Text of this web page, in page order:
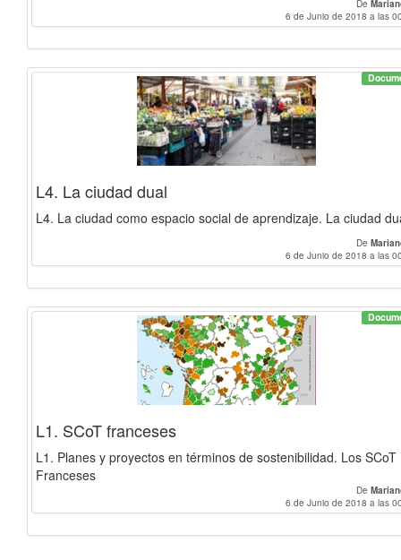
De
6 de Junio de 2018 a las
L4. La ciudad dual
L4. La ciudad como espacio social de aprendizaje. La ciudad
De
6 de Junio de 2018 a las
L1. SCoT franceses
L1. Planes y proyectos en términos de sostenibilidad. Los SCoT
Franceses
De
6 de Junio de 2018 a las